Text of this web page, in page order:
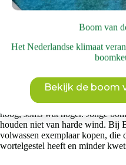
Boom van
Het Nederlandse klimaat
Bekijk de boom
goed om te weten dat dit
kosten zijn €1.495,00. Check het
Hoe snel groeit een
Paulownaboom?
Deze boom groeit in het
volwassen boom is uiteindelijk
hoog, soms wat hoger. Jonge
houden niet van harde wind. Bij
volwassen exemplaar kopen, die
wortelgestel heeft en minder